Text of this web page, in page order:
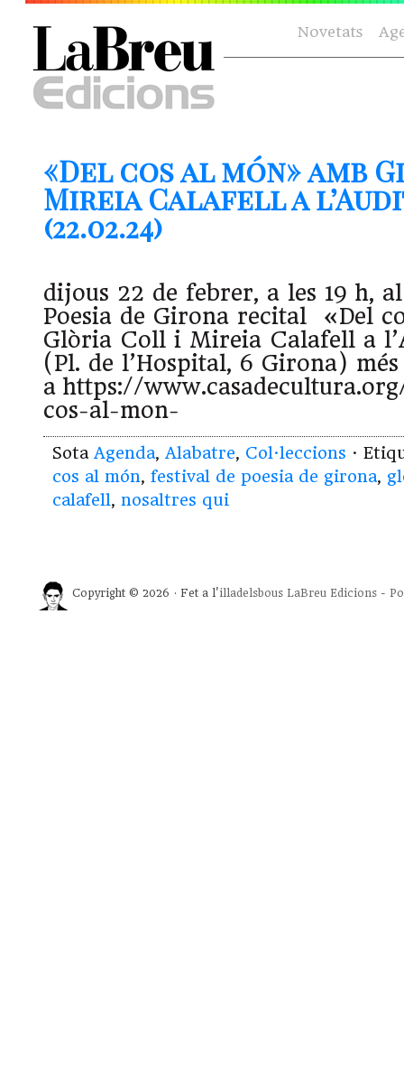
Novetats
«Del cos al món» amb
Mireia Calafell a
(22.02.24)
dijous 22 de febrer, a les 19 h,
Poesia de Girona recital «Del
Glòria Coll i Mireia Calafell a
(Pl. de l’Hospital, 6 Girona)
a https://
cos-al-mon-
Sota Agenda, Alabatre, Col·leccions ·
cos al món, festival de poesia de girona,
calafell, nosaltres qui
Copyright © 2026 · Fet a l'illadelsbous LaBreu Edicions -